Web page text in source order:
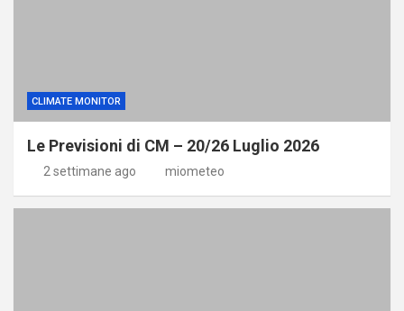
CLIMATE MONITOR
Le Previsioni di CM – 20/26 Luglio 2026
2 settimane ago miometeo